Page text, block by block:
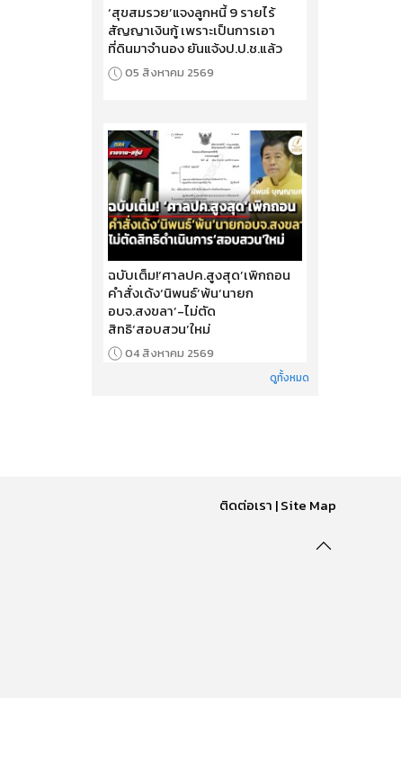
‘สุขสมรวย’แจงลูกหนี้ 9 รายไร้
สัญญาเงินกู้ เพราะเป็นการเอา
ที่ดินมาจำนอง ยันแจ้งป.ป.ช.แล้ว
05 สิงหาคม 2569
ฉบับเต็ม!‘ศาลปค.สูงสุด’เพิกถอน
คำสั่งเด้ง‘นิพนธ์’พ้น‘นายก
อบจ.สงขลา’-ไม่ตัด
สิทธิ‘สอบสวน’ใหม่
04 สิงหาคม 2569
ดูทั้งหมด
ติดต่อเรา |Site Map